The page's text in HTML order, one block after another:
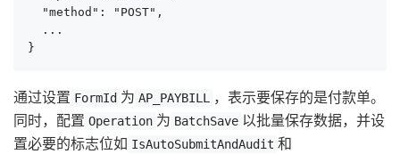
  "method": "POST",
  ...
}
通过设置 FormId 为 AP_PAYBILL
，表示要保存的是付款单。
同时，配置 Operation 为 BatchSave 以批量保存数据，并设
置必要的标志位如 IsAutoSubmitAndAudit 和